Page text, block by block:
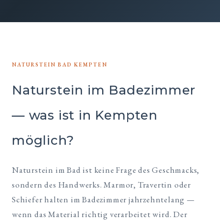
NATURSTEIN BAD KEMPTEN
Naturstein im Badezimmer
— was ist in Kempten
möglich?
Naturstein im Bad ist keine Frage des Geschmacks,
sondern des Handwerks. Marmor, Travertin oder
Schiefer halten im Badezimmer jahrzehntelang —
wenn das Material richtig verarbeitet wird. Der